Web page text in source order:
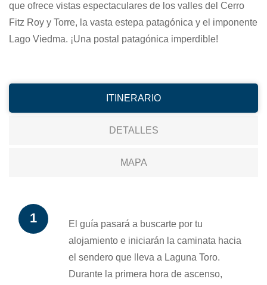
que ofrece vistas espectaculares de los valles del Cerro
Fitz Roy y Torre, la vasta estepa patagónica y el imponente
Lago Viedma. ¡Una postal patagónica imperdible!
ITINERARIO
DETALLES
MAPA
El guía pasará a buscarte por tu
alojamiento e iniciarán la caminata hacia
el sendero que lleva a Laguna Toro.
Durante la primera hora de ascenso,